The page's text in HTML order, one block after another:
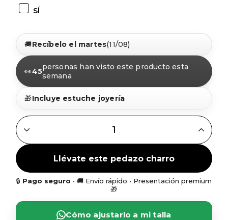
SÍ
🚚Recíbelo el martes(11/08)
👀45personas han visto este producto esta
semana
🎁Incluye estuche joyería
ANILLO BOTÓN CHARRO PLATA CRISTALES COLOR
Llévate este pedazo charro
🔒 Pago seguro • 🚚 Envío rápido • Presentación premium
🎁
Cómo ajustarlo a mi talla